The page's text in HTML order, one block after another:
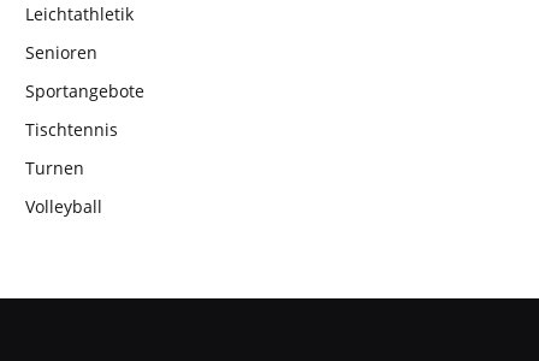
Leichtathletik
Senioren
Sportangebote
Tischtennis
Turnen
Volleyball